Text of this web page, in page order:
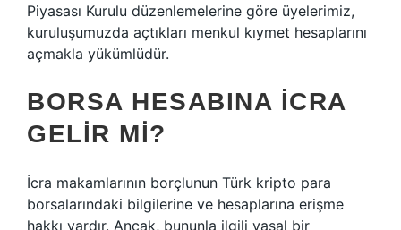
Piyasası Kurulu düzenlemelerine göre üyelerimiz,
kuruluşumuzda açtıkları menkul kıymet hesaplarını
açmakla yükümlüdür.
BORSA HESABINA ICRA
GELIR MI?
İcra makamlarının borçlunun Türk kripto para
borsalarındaki bilgilerine ve hesaplarına erişme
hakkı vardır. Ancak, bununla ilgili yasal bir